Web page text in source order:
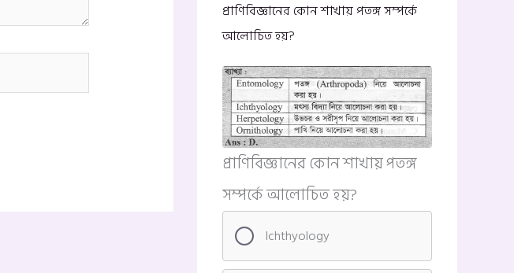
প্রাণিবিজ্ঞানের কোন শাখায় পতঙ্গ সম্পর্কে
আলোচিত হয়?
প্রাণিবিজ্ঞানের কোন শাখায় পতঙ্গ
সম্পর্কে আলোচিত হয়?
Ichthyology